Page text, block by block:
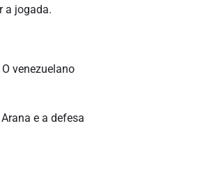
a jogada.
venezuelano
e a defesa